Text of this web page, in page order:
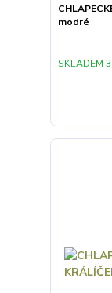
modré
SKLADEM